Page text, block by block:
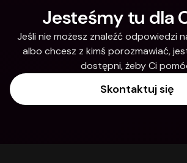
Jesteśmy tu dla
Jeśli nie możesz znaleźć odpowiedzi
albo chcesz z kimś porozmawiać,
dostępni, żeby Ci
Skontaktuj się